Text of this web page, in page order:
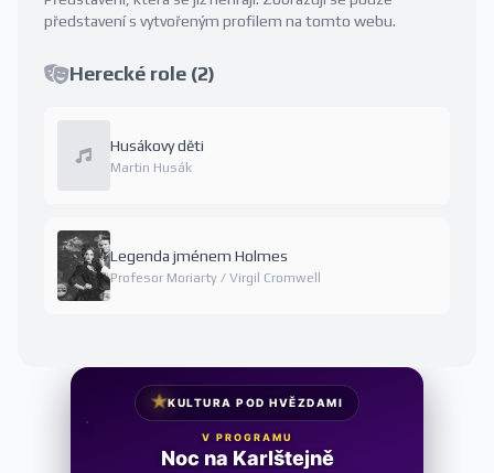
představení s vytvořeným profilem na tomto webu.
Herecké role (2)
Husákovy děti
Martin Husák
Legenda jménem Holmes
Profesor Moriarty / Virgil Cromwell
★KULTURA POD HVĚZDAMI
V PROGRAMU
Noc na Karlštejně